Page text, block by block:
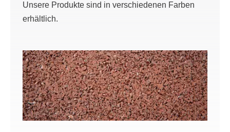
Unsere Produkte sind in verschiedenen Farben
erhältlich.